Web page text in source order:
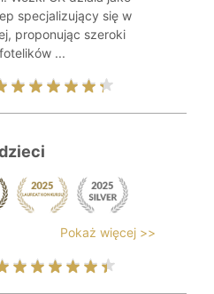
specjalizujący się w
proponując szeroki
...
Pokaż więcej >>